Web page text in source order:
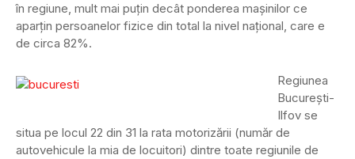
în regiune, mult mai puţin decât ponderea maşinilor ce
aparţin persoanelor fizice din total la nivel naţional, care e
de circa 82%.
Regiunea
Bucureşti-
Ilfov se
situa pe locul 22 din 31 la rata motorizării (număr de
autovehicule la mia de locuitori) dintre toate regiunile de